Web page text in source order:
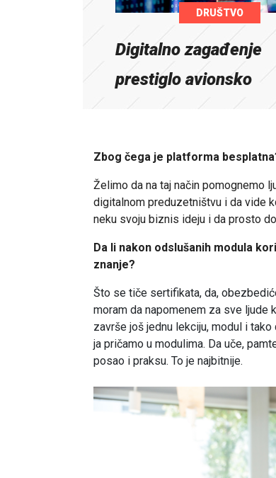
DRUŠTVO
Digitalno zagađenje
prestiglo avionsko
Zbog čega je platforma
Želimo da na taj način pomognemo
digitalnom preduzetništvu i da vide
neku svoju biznis ideju i da prosto
Da li nakon odslušanih modula
znanje?
Što se tiče sertifikata, da,
moram da napomenem za sve ljude
završe još jednu lekciju, modul i
ja pričamo u modulima. Da uče,
posao i praksu. To je najbitnije.